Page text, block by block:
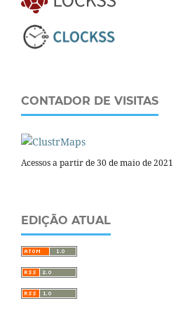
CONTADOR DE VISITAS
Acessos a partir de 30 de maio de 2021
EDIÇÃO ATUAL